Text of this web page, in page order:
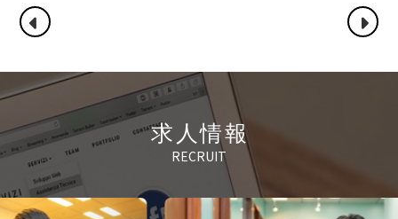
求人情報
RECRUIT